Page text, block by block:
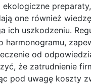
one również
ich uszkodzeniu.
harmonogramu,
od
że zatrudnienie
pod uwagę koszty